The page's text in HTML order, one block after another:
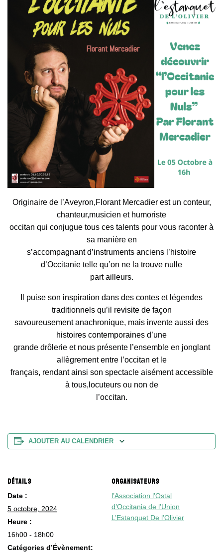
Originaire de l’Aveyron,Florant Mercadier est un conteur,
chanteur,musicien et humoriste
occitan qui conjugue tous ces talents pour vous raconter à
sa manière en
s’accompagnant d’instruments anciens l’histoire
d’Occitanie telle qu’on ne la trouve nulle
part ailleurs.
Il puise son inspiration dans des contes et légendes
traditionnels qu’il revisite de façon
savoureusement anachronique, mais invente aussi des
histoires contemporaines d’une
grande drôlerie et nous présente l’ensemble en jonglant
allègrement entre l’occitan et le
français, rendant ainsi son spectacle aisément accessible
à tous,locuteurs ou non de
l’occitan.
AJOUTER AU CALENDRIER
DÉTAILS
Date :
5 octobre, 2024
Heure :
16h00 - 18h00
Catégories d’Évènement:
ORGANISATEURS
l’Association l’Ostal
d’Occitania de l’Union
L’Estanquet De l’Olivier